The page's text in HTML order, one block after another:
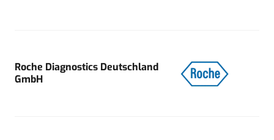
Roche Diagnostics Deutschland
GmbH